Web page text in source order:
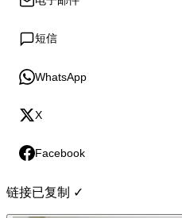
短信
WhatsApp
X
Facebook
链接已复制 ✓